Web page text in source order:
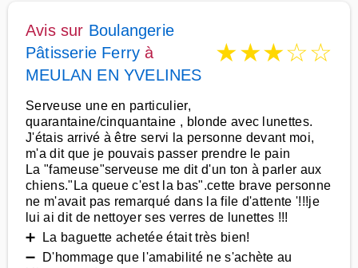
Avis sur Boulangerie
Pâtisserie Ferry à
MEULAN EN YVELINES
★★★☆☆
Serveuse une en particulier,
quarantaine/cinquantaine , blonde avec lunettes.
J'étais arrivé à être servi la personne devant moi,
m'a dit que je pouvais passer prendre le pain
La "fameuse"serveuse me dit d'un ton à parler aux
chiens."La queue c'est la bas".cette brave personne
ne m'avait pas remarqué dans la file d'attente '!!!je
lui ai dit de nettoyer ses verres de lunettes !!!
➕ La baguette achetée était très bien!
➖ D'hommage que l'amabilité ne s'achète au